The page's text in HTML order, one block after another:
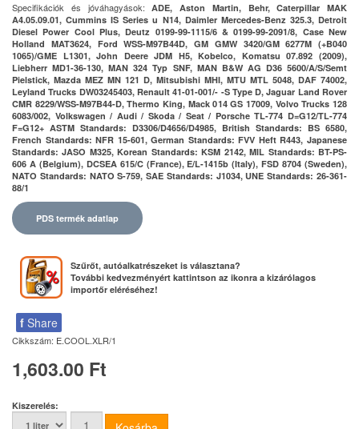
Specifikációk és jóváhagyások:ADE, Aston Martin, Behr, Caterpillar MAK
A4.05.09.01, Cummins IS Series u N14, Daimler Mercedes-Benz 325.3, Detroit
Diesel Power Cool Plus, Deutz 0199-99-1115/6 & 0199-99-2091/8, Case New
Holland MAT3624, Ford WSS-M97B44D, GM GMW 3420/GM 6277M (+B040
1065)/GME L1301, John Deere JDM H5, Kobelco, Komatsu 07.892 (2009),
Liebherr MD1-36-130, MAN 324 Typ SNF, MAN B&W AG D36 5600/A/S/Semt
Pielstick, Mazda MEZ MN 121 D, Mitsubishi MHI, MTU MTL 5048, DAF 74002,
Leyland Trucks DW03245403, Renault 41-01-001/- -S Type D, Jaguar Land Rover
CMR 8229/WSS-M97B44-D, Thermo King, Mack 014 GS 17009, Volvo Trucks 128
6083/002, Volkswagen / Audi / Skoda / Seat / Porsche TL-774 D=G12/TL-774
F=G12+ ASTM Standards: D3306/D4656/D4985, British Standards: BS 6580,
French Standards: NFR 15-601, German Standards: FVV Heft R443, Japanese
Standards: JASO M325, Korean Standards: KSM 2142, MIL Standards: BT-PS-
606 A (Belgium), DCSEA 615/C (France), E/L-1415b (Italy), FSD 8704 (Sweden),
NATO Standards: NATO S-759, SAE Standards: J1034, UNE Standards: 26-361-
88/1
PDS termék adatlap
Szűrőt, autóalkatrészeket is választana?
További kedvezményért kattintson az ikonra a kizárólagos
importőr eléréséhez!
f Share
Cikkszám: E.COOL.XLR/1
1,603.00 Ft
Kiszerelés: